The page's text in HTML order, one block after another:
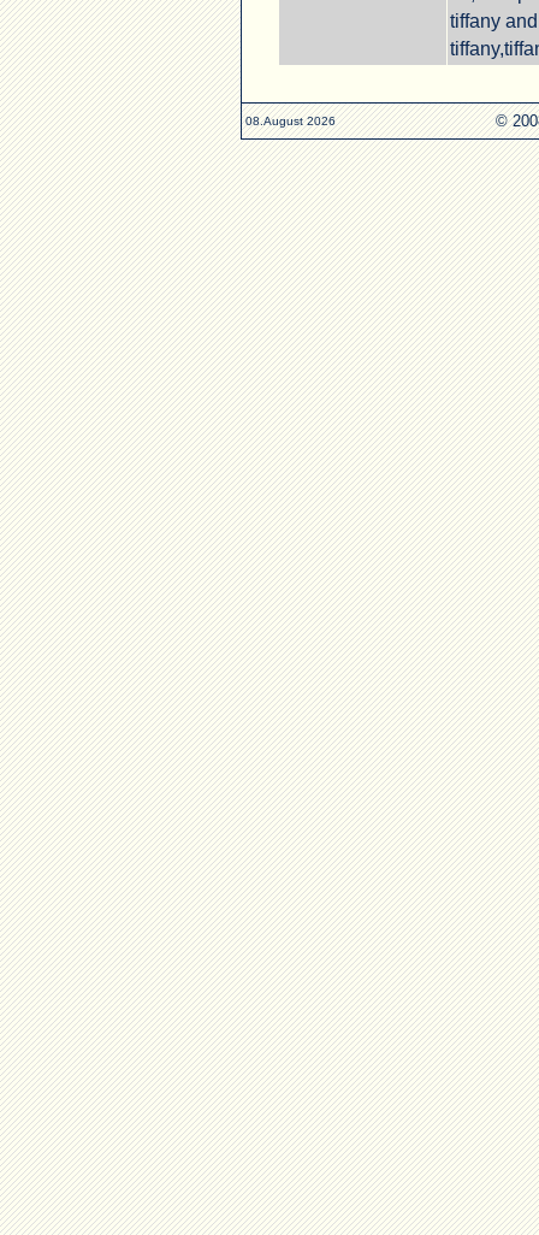
tiffany
08.August 2026 ©